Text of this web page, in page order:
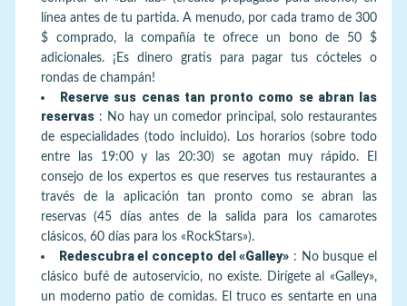
línea antes de tu partida. A menudo, por cada tramo de 300
$ comprado, la compañía te ofrece un bono de 50 $
adicionales. ¡Es dinero gratis para pagar tus cócteles o
rondas de champán!
Reserve sus cenas tan pronto como se abran las
reservas : No hay un comedor principal, solo restaurantes
de especialidades (todo incluido). Los horarios (sobre todo
entre las 19:00 y las 20:30) se agotan muy rápido. El
consejo de los expertos es que reserves tus restaurantes a
través de la aplicación tan pronto como se abran las
reservas (45 días antes de la salida para los camarotes
clásicos, 60 días para los «RockStars»).
Redescubra el concepto del «Galley» : No busque el
clásico bufé de autoservicio, no existe. Dirígete al «Galley»,
un moderno patio de comidas. El truco es sentarte en una